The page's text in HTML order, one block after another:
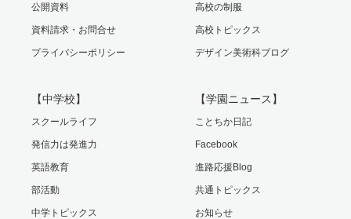
公開資料
資料請求・お問合せ
プライバシーポリシー
高校の制服
高校トピックス
デザイン美術科ブログ
【中学校】
スクールライフ
発信力は発進力
英語教育
部活動
中学トピックス
【学園ニュース】
ことちか日記
Facebook
進路応援Blog
共通トピックス
お知らせ